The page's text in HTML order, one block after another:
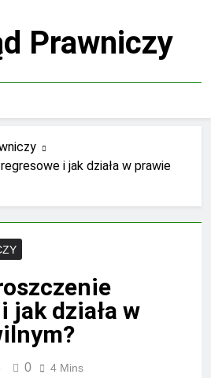
Prawniczy
i jak działa w prawie
jak działa w
0 4 Mins